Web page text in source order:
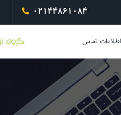
02144861084
اطلاعات تماس